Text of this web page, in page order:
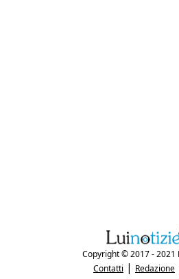
Copyright © 2017 - 2021
Contatti | Redazione